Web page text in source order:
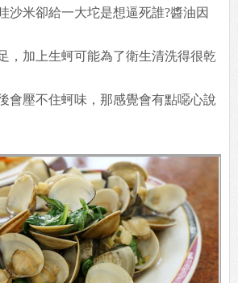
沙米卻給一大坨是想逼死誰?醬油因
，加上生蚵可能為了衛生清洗得很乾
會壓不住蚵味，那感覺會有點噁心說